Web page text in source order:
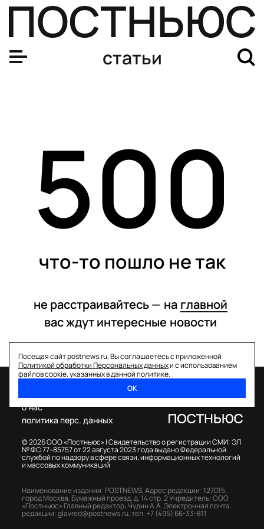
статьи
500
что-то пошло не так
не расстраивайтесь — на главной
вас ждут интересные новости
Посещая сайт postnews.ru, Вы соглашаетесь с приложенной
Политикой обработки Персональных данныхи с использованием
файлов cookie, указанных в данной политике.
ОК
© 2026 ООО «Постньюс» |Свидетельство о регистрации СМИ: ЭЛ
№ ФС 77–85757 от 22 августа 2023 года выдано Федеральной
службой по надзору в сфере связи, информационных технологий
и массовых коммуникаций
о нас
политика перс. данных
Наименование издания: POSTNEWS,Адрес редакции: 127015,
город Москва, Бумажный проезд, д. 14 стр. 2Учредитель: ООО
«Постньюс» Главный редактор: Чудин А.А.Электронная почта
редакции:glavred@postnews.ru,тел. +7 (495) 66-33-811
12:0. Вспомнили самые крупные разгромы в топовых